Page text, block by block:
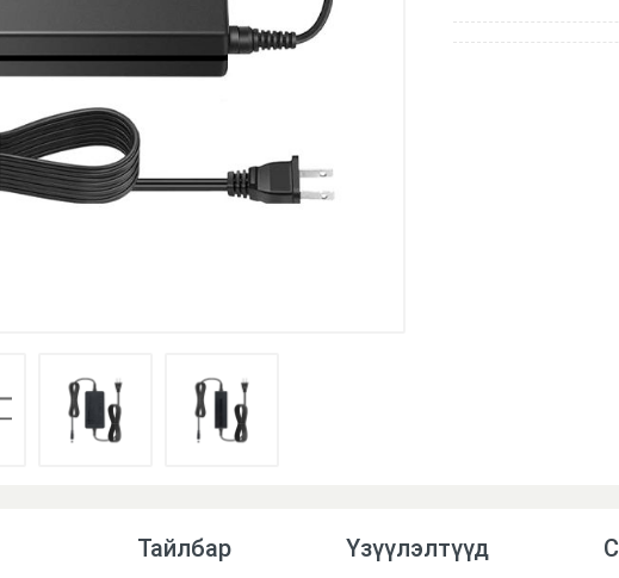
Тайлбар Үзүүлэлтүүд